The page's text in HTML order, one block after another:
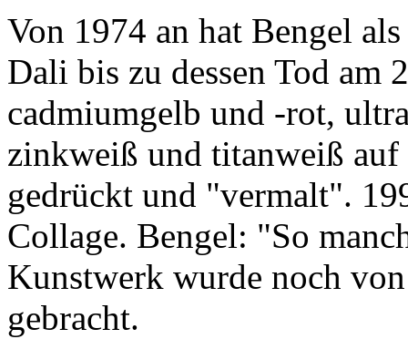
Von 1974 an hat Bengel
Dali bis zu dessen Tod am
cadmiumgelb und -rot,
zinkweiß und titanweiß
gedrückt und "vermalt".
Collage. Bengel: "So
Kunstwerk wurde noch
gebracht.